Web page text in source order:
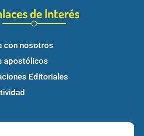
de Interés
con nosotros
apostólicos
Editoriales